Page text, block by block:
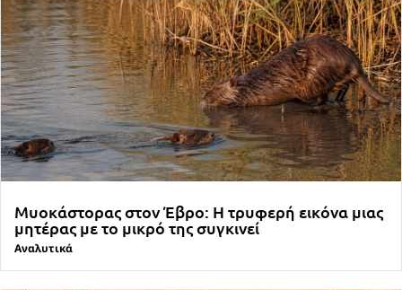
Μυοκάστορας στον Έβρο: Η τρυφερή εικόνα μιας
μητέρας με το μικρό της συγκινεί
Αναλυτικά